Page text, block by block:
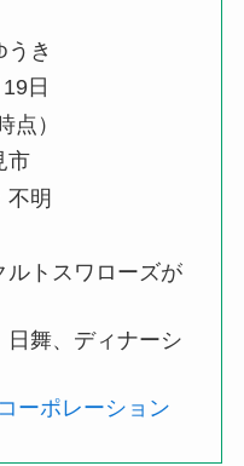
き
日
点）
市
不明
ルトスワローズが
日舞、ディナーシ
ーポレーション